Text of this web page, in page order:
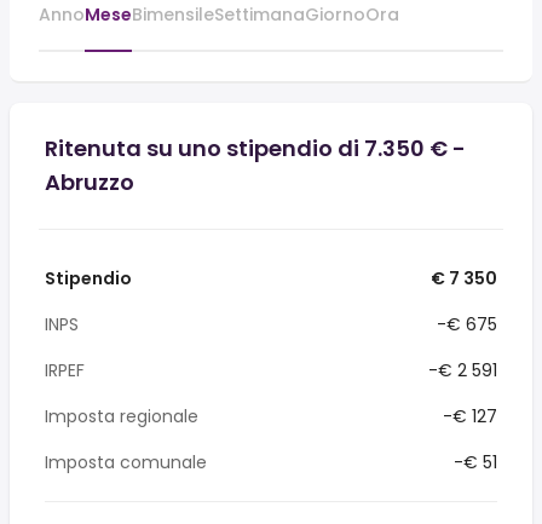
AnnoMeseBimensileSettimanaGiornoOra
Ritenuta su uno stipendio di 7.350 € -
Abruzzo
Stipendio
€ 7 350
INPS
-€ 675
IRPEF
-€ 2 591
Imposta regionale
-€ 127
Imposta comunale
-€ 51